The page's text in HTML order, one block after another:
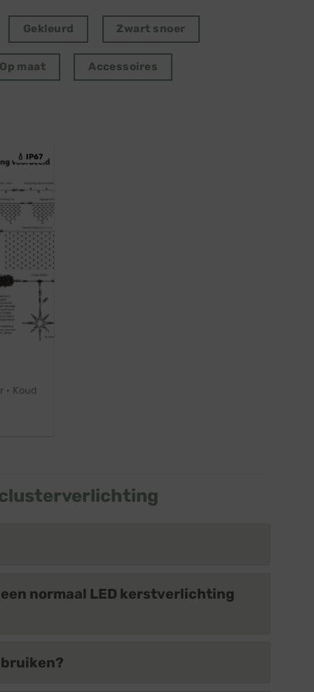
Gekleurd Zwart snoer
Op maat Accessoires
💧 IP67
Koud
clusterverlichting
normaal LED kerstverlichting